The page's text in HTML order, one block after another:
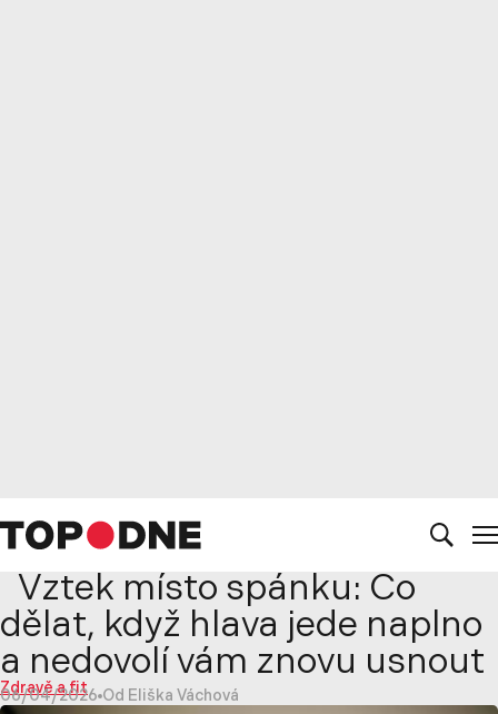
Vztek místo spánku: Co
dělat, když hlava jede naplno
a nedovolí vám znovu usnout
Zdravě a fit
06/04/2026 Od Eliška Váchová